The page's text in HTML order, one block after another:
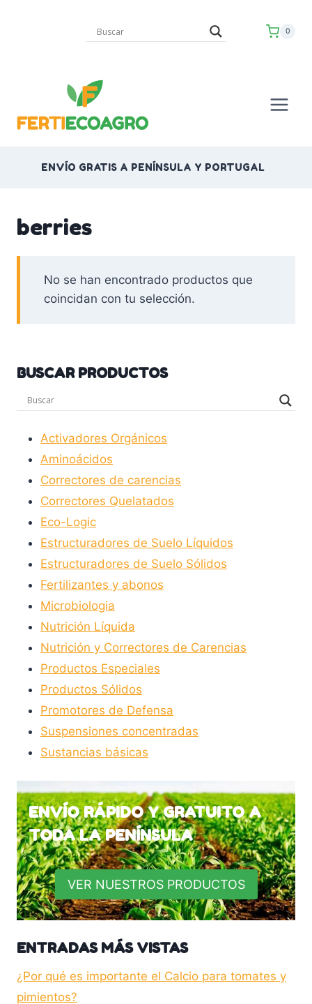
0
ENVÍO GRATIS A PENÍNSULA Y PORTUGAL
berries
No se han encontrado productos que
coincidan con tu selección.
BUSCAR PRODUCTOS
Activadores Orgánicos
Aminoácidos
Correctores de carencias
Correctores Quelatados
Eco-Logic
Estructuradores de Suelo Líquidos
Estructuradores de Suelo Sólidos
Fertilizantes y abonos
Microbiologia
Nutrición Líquida
Nutrición y Correctores de Carencias
Productos Especiales
Productos Sólidos
Promotores de Defensa
Suspensiones concentradas
Sustancias básicas
ENVÍO RÁPIDO Y GRATUITO A
TODA LA PENÍNSULA
VER NUESTROS PRODUCTOS
ENTRADAS MÁS VISTAS
¿Por qué es importante el Calcio para tomates y
pimientos?